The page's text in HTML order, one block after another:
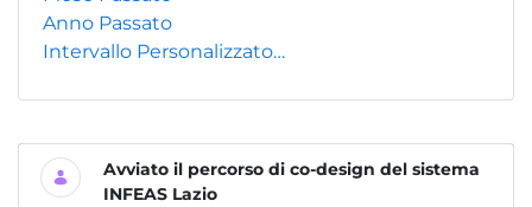
Anno Passato
Intervallo Personalizzato…
Avviato il percorso di co-design del sistema
INFEAS Lazio